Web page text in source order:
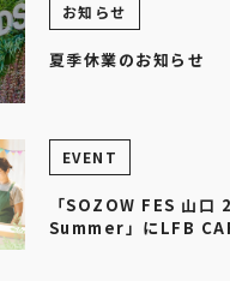
お知らせ
夏季休業のお知らせ
EVENT
「SOZOW FES 山口
Summer」にLFB